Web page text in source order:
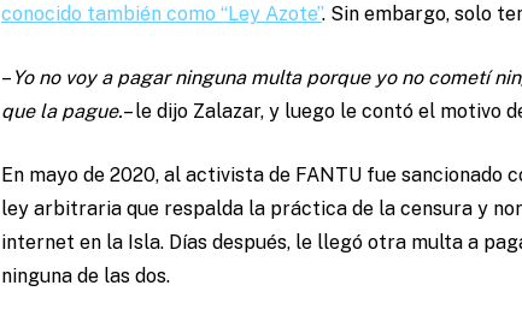
conocido también como “Ley Azote”. Sin embargo, solo
– Yo no voy a pagar ninguna multa porque yo no cometí
que la pague.– le dijo Zalazar, y luego le contó el motivo
En mayo de 2020, al activista de FANTU fue sancionado
ley arbitraria que respalda la práctica de la censura y
internet en la Isla. Días después, le llegó otra multa a
ninguna de las dos.